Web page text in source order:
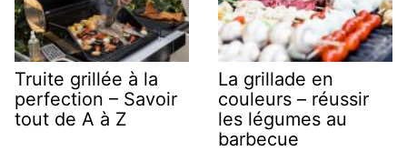
Truite grillée à la
perfection – Savoir
tout de A à Z
La grillade en
couleurs – réussir
les légumes au
barbecue